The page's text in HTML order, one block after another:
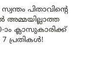
പിതാവിന്റെ
അമ്മയില്ലാത്ത
ാം ക്ലാസുകാരിക്ക്
പ്രതികൾ!